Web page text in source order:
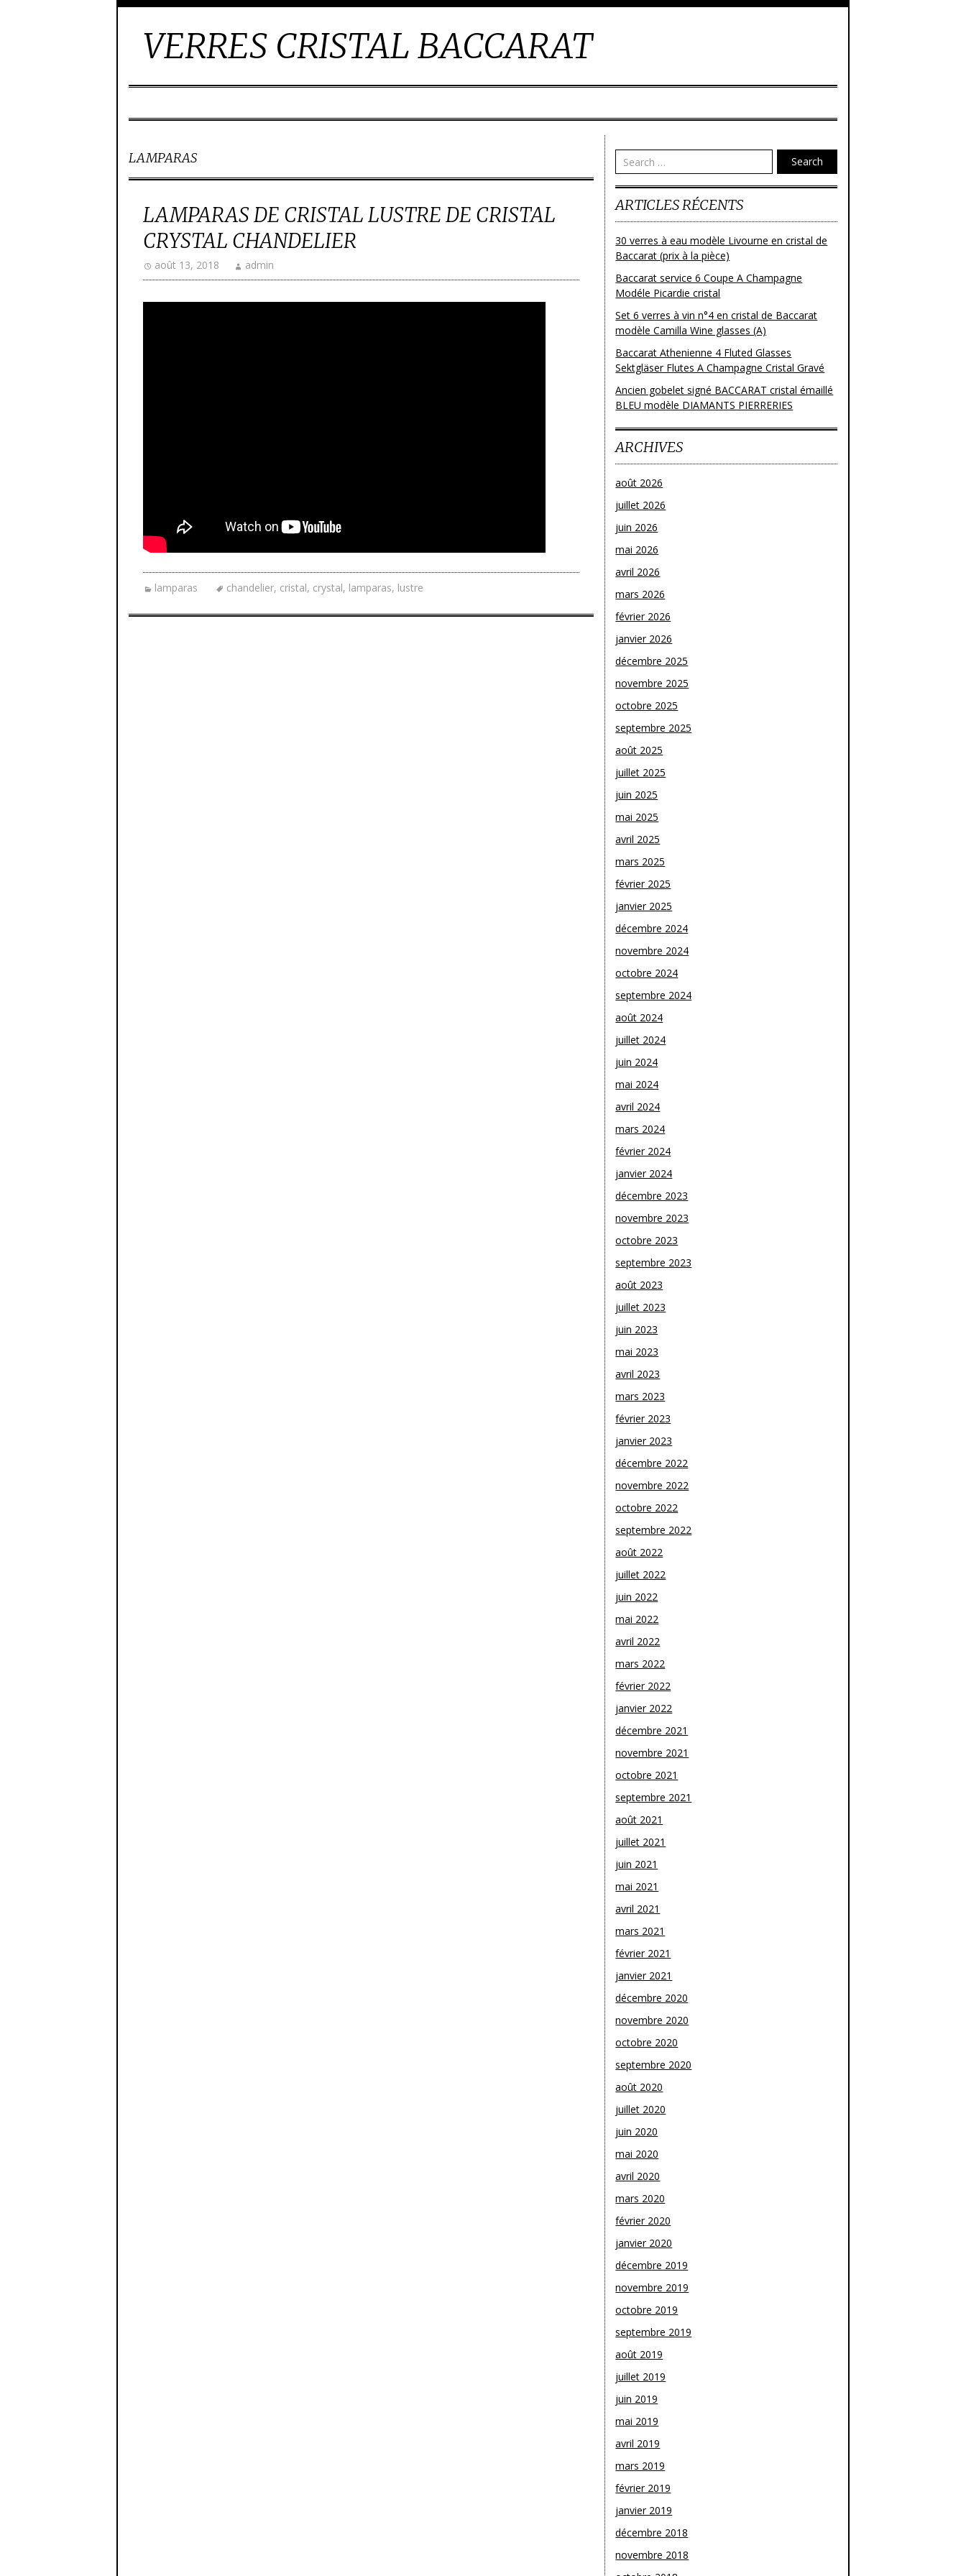
VERRES CRISTAL BACCARAT
LAMPARAS
LAMPARAS DE CRISTAL LUSTRE DE CRISTAL
CRYSTAL CHANDELIER
août 13, 2018 admin
lamparas chandelier, cristal, crystal, lamparas, lustre
Search
ARTICLES RÉCENTS
30 verres à eau modèle Livourne en cristal de
Baccarat (prix à la pièce)
Baccarat service 6 Coupe A Champagne
Modéle Picardie cristal
Set 6 verres à vin n°4 en cristal de Baccarat
modèle Camilla Wine glasses (A)
Baccarat Athenienne 4 Fluted Glasses
Sektgläser Flutes A Champagne Cristal Gravé
Ancien gobelet signé BACCARAT cristal émaillé
BLEU modèle DIAMANTS PIERRERIES
ARCHIVES
août 2026
juillet 2026
juin 2026
mai 2026
avril 2026
mars 2026
février 2026
janvier 2026
décembre 2025
novembre 2025
octobre 2025
septembre 2025
août 2025
juillet 2025
juin 2025
mai 2025
avril 2025
mars 2025
février 2025
janvier 2025
décembre 2024
novembre 2024
octobre 2024
septembre 2024
août 2024
juillet 2024
juin 2024
mai 2024
avril 2024
mars 2024
février 2024
janvier 2024
décembre 2023
novembre 2023
octobre 2023
septembre 2023
août 2023
juillet 2023
juin 2023
mai 2023
avril 2023
mars 2023
février 2023
janvier 2023
décembre 2022
novembre 2022
octobre 2022
septembre 2022
août 2022
juillet 2022
juin 2022
mai 2022
avril 2022
mars 2022
février 2022
janvier 2022
décembre 2021
novembre 2021
octobre 2021
septembre 2021
août 2021
juillet 2021
juin 2021
mai 2021
avril 2021
mars 2021
février 2021
janvier 2021
décembre 2020
novembre 2020
octobre 2020
septembre 2020
août 2020
juillet 2020
juin 2020
mai 2020
avril 2020
mars 2020
février 2020
janvier 2020
décembre 2019
novembre 2019
octobre 2019
septembre 2019
août 2019
juillet 2019
juin 2019
mai 2019
avril 2019
mars 2019
février 2019
janvier 2019
décembre 2018
novembre 2018